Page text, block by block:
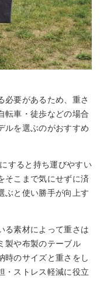
必要があるため、重さ
転車・徒歩などの場合
ルを選ぶのがおすすめ
すると持ち運びやすい
そこまで気にせずに済
ぶと使い勝手が向上す
る素材によって重さは
製や布製のテーブル
時のサイズと重さをし
・ストレス軽減に役立